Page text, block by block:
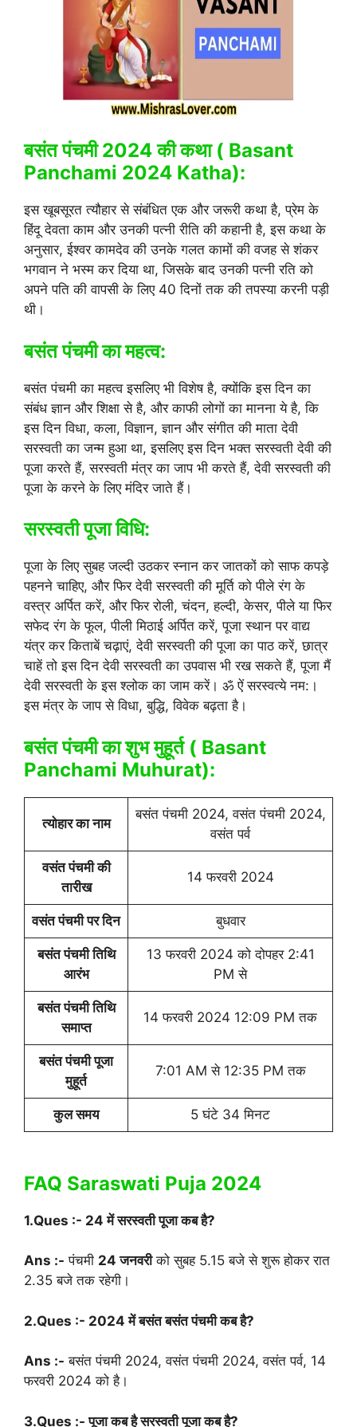
बसंत पंचमी 2024 की कथा ( Basant
Panchami 2024 Katha):
इस खूबसूरत त्यौहार से संबंधित एक और जरूरी कथा है, प्रेम के
हिंदू देवता काम और उनकी पत्नी रीति की कहानी है, इस कथा के
अनुसार, ईश्वर कामदेव की उनके गलत कामों की वजह से शंकर
भगवान ने भस्म कर दिया था, जिसके बाद उनकी पत्नी रति को
अपने पति की वापसी के लिए 40 दिनों तक की तपस्या करनी पड़ी
थी।
बसंत पंचमी का महत्व:
बसंत पंचमी का महत्व इसलिए भी विशेष है, क्योंकि इस दिन का
संबंध ज्ञान और शिक्षा से है, और काफी लोगों का मानना ये है, कि
इस दिन विधा, कला, विज्ञान, ज्ञान और संगीत की माता देवी
सरस्वती का जन्म हुआ था, इसलिए इस दिन भक्त सरस्वती देवी की
पूजा करते हैं, सरस्वती मंत्र का जाप भी करते हैं, देवी सरस्वती की
पूजा के करने के लिए मंदिर जाते हैं।
सरस्वती पूजा विधि:
पूजा के लिए सुबह जल्दी उठकर स्नान कर जातकों को साफ कपड़े
पहनने चाहिए, और फिर देवी सरस्वती की मूर्ति को पीले रंग के
वस्त्र अर्पित करें, और फिर रोली, चंदन, हल्दी, केसर, पीले या फिर
सफेद रंग के फूल, पीली मिठाई अर्पित करें, पूजा स्थान पर वाद्य
यंत्र कर किताबें चढ़ाएं, देवी सरस्वती की पूजा का पाठ करें, छात्र
चाहें तो इस दिन देवी सरस्वती का उपवास भी रख सकते हैं, पूजा मैं
देवी सरस्वती के इस श्लोक का जाम करें। ॐ ऐं सरस्वत्ये नम:।
इस मंत्र के जाप से विधा, बुद्धि, विवेक बढ़ता है।
बसंत पंचमी का शुभ मुहूर्त ( Basant
Panchami Muhurat):
त्योहार का नाम
बसंत पंचमी 2024, वसंत पंचमी 2024,
वसंत पर्व
वसंत पंचमी की
तारीख
14 फरवरी 2024
वसंत पंचमी पर दिन बुधवार
बसंत पंचमी तिथि
आरंभ
13 फरवरी 2024 को दोपहर 2:41
PM से
बसंत पंचमी तिथि
समाप्त
14 फरवरी 2024 12:09 PM तक
बसंत पंचमी पूजा
मुहूर्त
7:01 AM से 12:35 PM तक
कुल समय 5 घंटे 34 मिनट
FAQ Saraswati Puja 2024
1.Ques :- 24 में सरस्वती पूजा कब है?
Ans :- पंचमी 24 जनवरीको सुबह 5.15 बजे से शुरू होकर रात
2.35 बजे तक रहेगी।
2.Ques :- 2024 में बसंत बसंत पंचमी कब है?
Ans :- बसंत पंचमी 2024, वसंत पंचमी 2024, वसंत पर्व, 14
फरवरी 2024 को है।
3.Ques :- पूजा कब है सरस्वती पूजा कब है?